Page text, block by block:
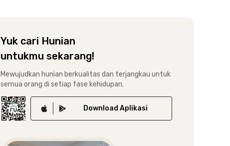
Yuk cari Hunian
untukmu sekarang!
Mewujudkan hunian berkualitas dan terjangkau untuk
semua orang di setiap fase kehidupan.
Download Aplikasi